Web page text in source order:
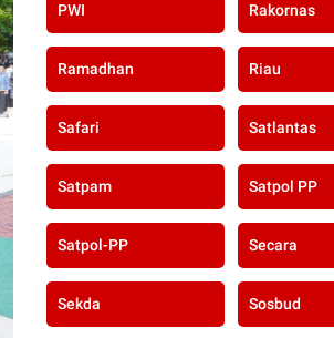
PWI Rakornas
Ramadhan Riau
Safari Satlantas
Satpam Satpol PP
Satpol-PP Secara
Sekda Sosbud